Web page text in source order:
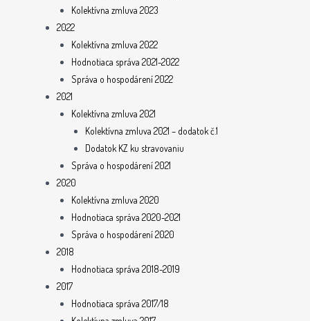
Kolektívna zmluva 2023
2022
Kolektívna zmluva 2022
Hodnotiaca správa 2021-2022
Správa o hospodárení 2022
2021
Kolektívna zmluva 2021
Kolektívna zmluva 2021 – dodatok č.1
Dodatok KZ ku stravovaniu
Správa o hospodárení 2021
2020
Kolektívna zmluva 2020
Hodnotiaca správa 2020-2021
Správa o hospodárení 2020
2018
Hodnotiaca správa 2018-2019
2017
Hodnotiaca správa 2017/18